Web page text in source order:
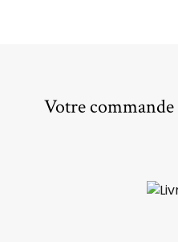
Votre